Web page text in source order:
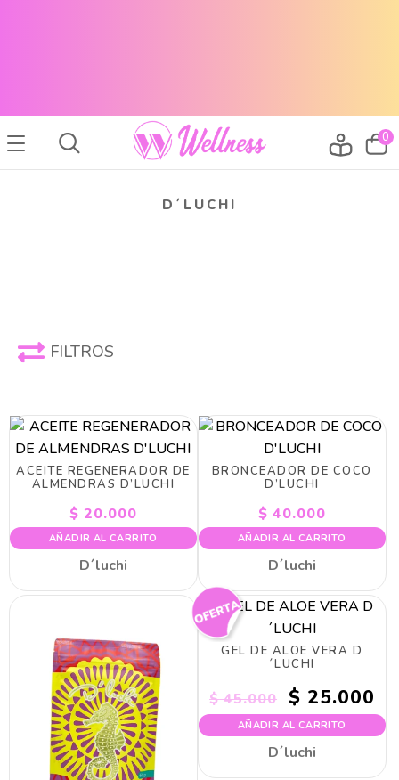
0
D´LUCHI
FILTROS
ACEITE REGENERADOR DE
ALMENDRAS D’LUCHI
$ 20.000
AÑADIR AL CARRITO
D´luchi
BRONCEADOR DE COCO
D’LUCHI
$ 40.000
AÑADIR AL CARRITO
D´luchi
GEL DE ALOE VERA D
´LUCHI
$45.000
El
precio
original
era:
$ 25.000
$
AÑADIR AL CARRITO
D´luchi